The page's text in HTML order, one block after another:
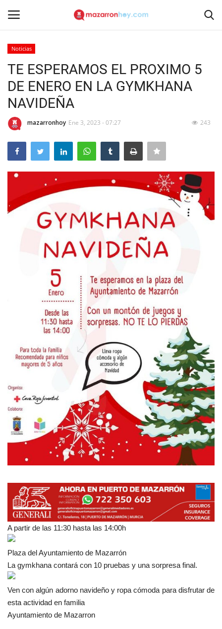
Inicio
Noticias
Entrevistas
Reportajes
Empresas
Empresas
Noticias
TE ESPERAMOS EL PROXIMO 5
DE ENERO EN LA GYMKHANA
NAVIDEÑA
mazarronhoy Ene 3, 2023 - 07:27 243
A partir de las 11:30 hasta las 14:00h
Plaza del Ayuntamiento de Mazarrón
La gymkhana contará con 10 pruebas y una sorpresa final.
Ven con algún adorno navideño y ropa cómoda para disfrutar de
esta actividad en familia
Ayuntamiento de Mazarron